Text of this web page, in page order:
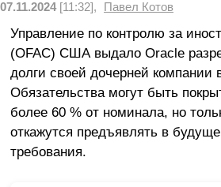
07.11.2024[11:32], Павел Котов
Управление по контролю за
(OFAC) США выдало Oracle
долги своей дочерней компании
Обязательства могут быть
более 60 % от номинала, но
откажутся предъявлять в
требования.